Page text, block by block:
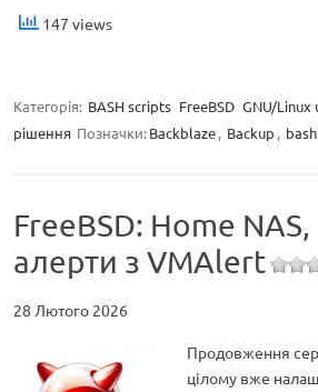
147 views
Категорія: BASH scripts FreeBSD GNU/Linux
рішення Позначки:Backblaze, Backup , bash
FreeBSD: Home
алерти з VMAlert
28 Лютого 2026
Продовження
цілому вже